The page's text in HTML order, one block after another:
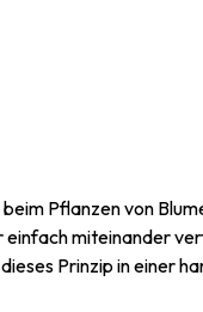
Pflanzen von
miteinander
Prinzip in einer